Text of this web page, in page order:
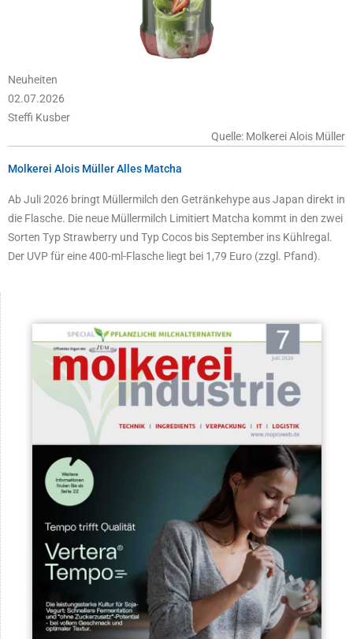
Neuheiten
02.07.2026
Steffi Kusber
Quelle: Molkerei Alois Müller
Molkerei Alois Müller Alles Matcha
Ab Juli 2026 bringt Müllermilch den Getränkehype aus Japan direkt in
die Flasche. Die neue Müllermilch Limitiert Matcha kommt in den zwei
Sorten Typ Strawberry und Typ Cocos bis September ins Kühlregal.
Der UVP für eine 400-ml-Flasche liegt bei 1,79 Euro (zzgl. Pfand).